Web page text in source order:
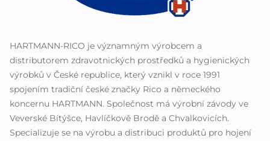
HARTMANN-RICO je významným výrobcem a
distributorem zdravotnických prostředků a hygienických
výrobků v České republice, který vznikl v roce 1991
spojením tradiční české značky Rico a německého
koncernu HARTMANN. Společnost má výrobní závody ve
Veverské Bítýšce, Havlíčkově Brodě a Chvalkovicích.
Specializuje se na výrobu a distribuci produktů pro hojení